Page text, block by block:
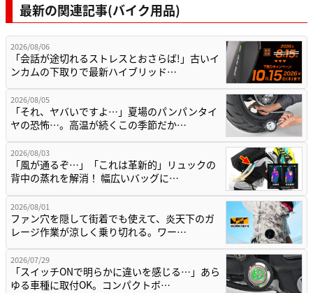
最新の関連記事(バイク用品)
2026/08/06
「会話が途切れるストレスとおさらば!」古いイ
ンカムの下取りで最新ハイブリッド…
2026/08/05
「それ、ヤバいですよ…」夏場のパンパンタイ
ヤの恐怖…。高温が続くこの季節だか…
2026/08/03
「風が通るぞ…」「これは革新的」リュックの
背中の蒸れを解消！ 幅広いバッグに…
2026/08/01
ファン穴を隠して街着でも使えて、炎天下のガ
レージ作業が涼しく乗り切れる。ワー…
2026/07/29
「スイッチONで明らかに違いを感じる…」あら
ゆる車種に取付OK。コンパクトボ…